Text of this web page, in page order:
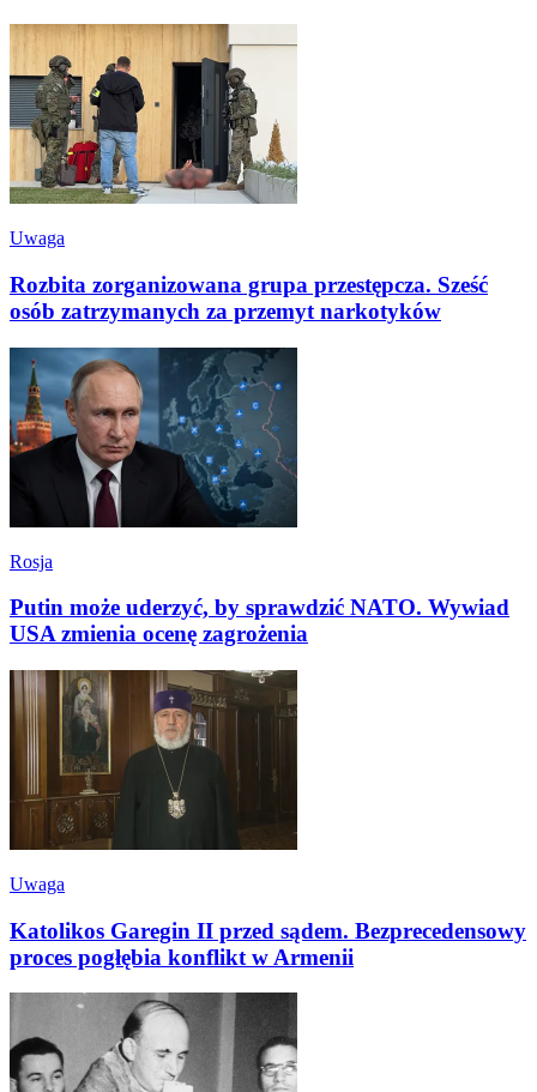
Uwaga
Rozbita zorganizowana grupa przestępcza. Sześć
osób zatrzymanych za przemyt narkotyków
Rosja
Putin może uderzyć, by sprawdzić NATO. Wywiad
USA zmienia ocenę zagrożenia
Uwaga
Katolikos Garegin II przed sądem. Bezprecedensowy
proces pogłębia konflikt w Armenii